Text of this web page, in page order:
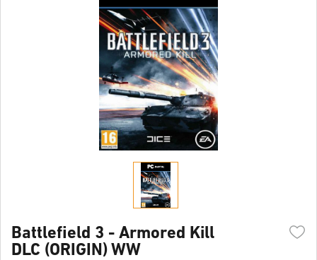
Battlefield 3 - Armored Kill
DLC (ORIGIN) WW